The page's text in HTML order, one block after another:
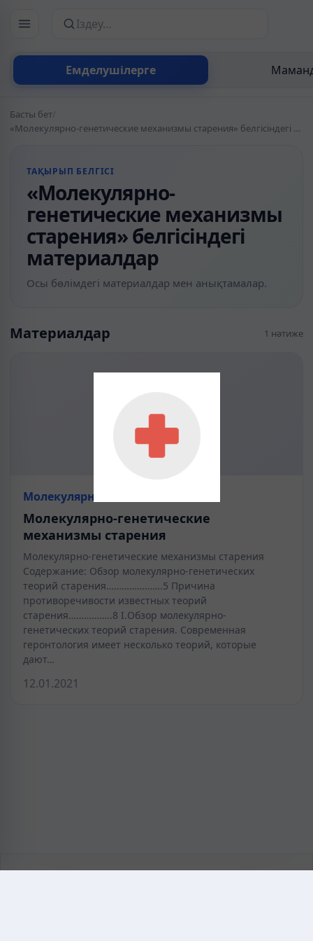
Емделушілерге
Сайттан іздеу
Басты бет/
«Молекулярно-генетические механизмы старения» белгісіндегі материалдар
ТАҚЫРЫП БЕЛГІСІ
«Молекулярно-
генетические механизмы
старения» белгісіндегі
материалдар
Осы бөлімдегі материалдар мен анықтамалар.
Материалдар 1 нәтиже
Молекулярная биология
Молекулярно-генетические
механизмы старения
Молекулярно-генетические механизмы старения
Содержание: Обзор молекулярно-генетических
теорий старения………………….5 Причина
противоречивости известных теорий
старения……………..8 I.Обзор молекулярно-
генетических теорий старения. Современная
геронтология имеет несколько теорий, которые
дают…
12.01.2021
KAZMEDIC.ORG